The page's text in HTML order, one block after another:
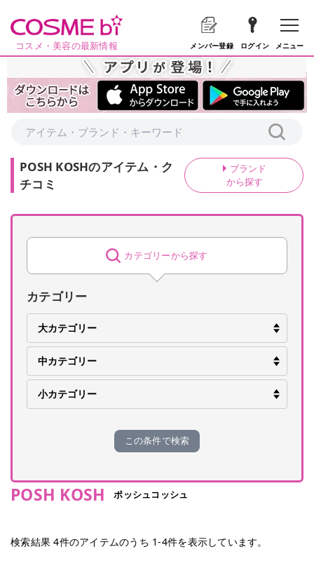
コスメ・美容の最新情報 メンバー登録 ログイン メニュー
POSH KOSHのアイテム・ク
チコミ
ブランド
から探す
カテゴリーから探す
カテゴリー
この条件で検索
POSH KOSH ポッシュコッシュ
検索結果4件のアイテムのうち 1-4件を表示しています。